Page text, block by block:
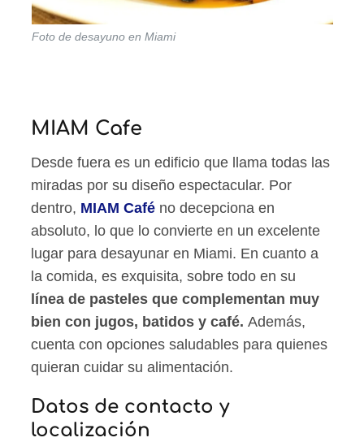
Foto de desayuno en Miami
MIAM Cafe
Desde fuera es un edificio que llama todas las
miradas por su diseño espectacular. Por
dentro, MIAM Café no decepciona en
absoluto, lo que lo convierte en un excelente
lugar para desayunar en Miami. En cuanto a
la comida, es exquisita, sobre todo en su
línea de pasteles que complementan muy
bien con jugos, batidos y café.Además,
cuenta con opciones saludables para quienes
quieran cuidar su alimentación.
Datos de contacto y
localización